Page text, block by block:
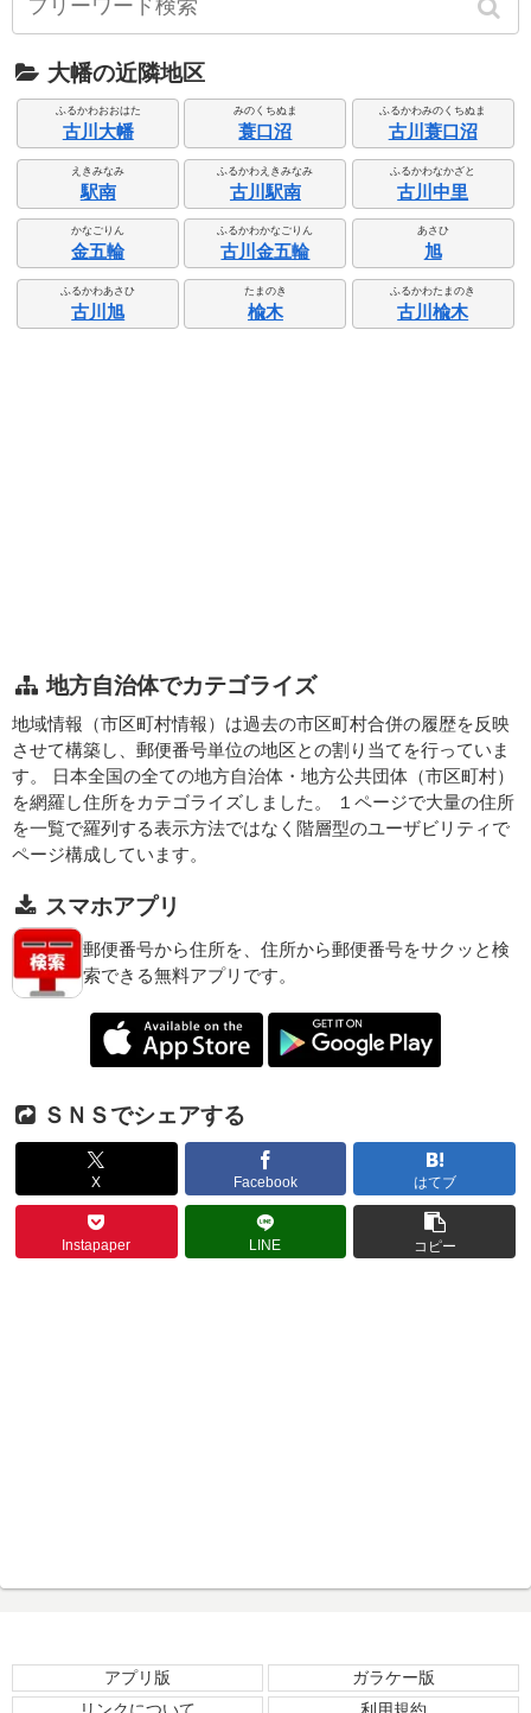
大幡の近隣地区
ふるかわおおはた
古川大幡
みのくちぬま
蓑口沼
ふるかわみのくちぬま
古川蓑口沼
えきみなみ
駅南
ふるかわえきみなみ
古川駅南
ふるかわなかざと
古川中里
かなごりん
金五輪
ふるかわかなごりん
古川金五輪
あさひ
旭
ふるかわあさひ
古川旭
たまのき
楡木
ふるかわたまのき
古川楡木
地方自治体でカテゴライズ
地域情報（市区町村情報）は過去の市区町村合併の履歴を反映
させて構築し、郵便番号単位の地区との割り当てを行っていま
す。 日本全国の全ての地方自治体・地方公共団体（市区町村）
を網羅し住所をカテゴライズしました。 １ページで大量の住所
を一覧で羅列する表示方法ではなく階層型のユーザビリティで
ページ構成しています。
スマホアプリ
郵便番号から住所を、住所から郵便番号をサクッと検
索できる無料アプリです。
ＳＮＳでシェアする
X Facebook はてブ
Instapaper LINE コピー
アプリ版
ガラケー版